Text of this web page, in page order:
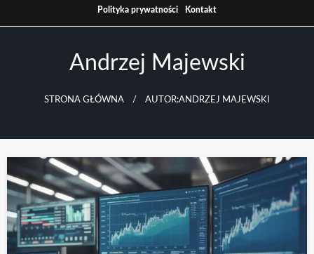
to
Polityka prywatności Kontakt
Andrzej Majewski
STRONA GŁÓWNA AUTOR:ANDRZEJ MAJEWSKI